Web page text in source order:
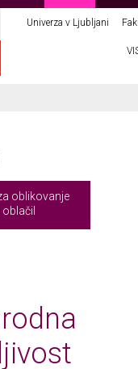
Univerza v Ljubljani
oblikovanje